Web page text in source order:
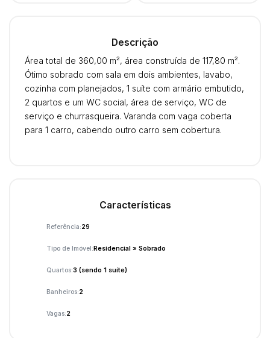
Descrição
Área total de 360,00 m², área construída de 117,80 m².
Ótimo sobrado com sala em dois ambientes, lavabo,
cozinha com planejados, 1 suíte com armário embutido,
2 quartos e um WC social, área de serviço, WC de
serviço e churrasqueira. Varanda com vaga coberta
para 1 carro, cabendo outro carro sem cobertura.
Características
Referência:29
Tipo de Imóvel:Residencial » Sobrado
Quartos:3 (sendo 1 suíte)
Banheiros:2
Vagas:2